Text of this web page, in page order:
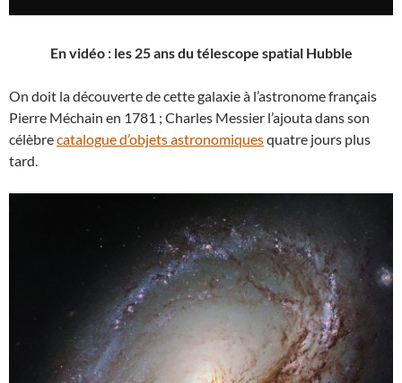
En vidéo : les 25 ans du télescope spatial Hubble
On doit la découverte de cette galaxie à l’astronome français
Pierre Méchain en 1781 ; Charles Messier l’ajouta dans son
célèbrecatalogue d’objets astronomiquesquatre jours plus
tard.